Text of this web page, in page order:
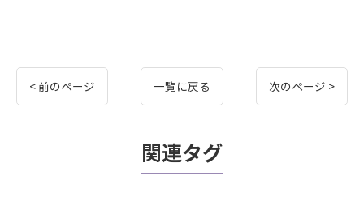
< 前のページ 一覧に戻る 次のページ >
関連タグ